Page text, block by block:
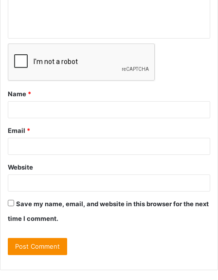
Name *
Email *
Website
Save my name, email, and website in this browser for the next
time I comment.